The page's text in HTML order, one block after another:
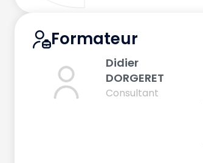
Formateur
Didier
DORGERET
Consultant